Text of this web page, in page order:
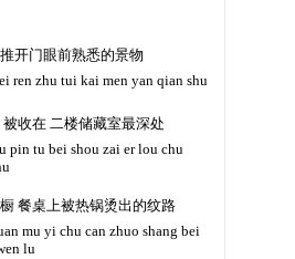
开门眼前熟悉的景物
ren zhu tui kai men yan qian shu
收在 二楼储藏室最深处
pin tu bei shou zai er lou chu
餐桌上被热锅烫出的纹路
mu yi chu can zhuo shang bei
lu